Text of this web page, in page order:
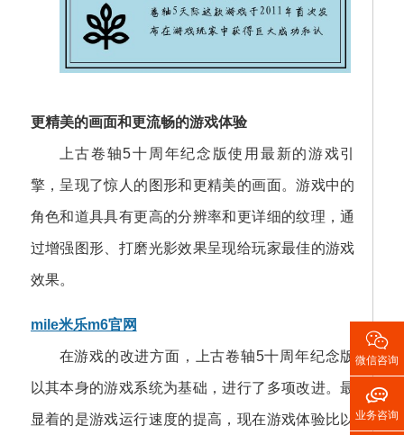
更精美的画面和更流畅的游戏体验
上古卷轴5十周年纪念版使用最新的游戏引
擎，呈现了惊人的图形和更精美的画面。游戏中的
角色和道具具有更高的分辨率和更详细的纹理，通
过增强图形、打磨光影效果呈现给玩家最佳的游戏
效果。
mile米乐m6官网
在游戏的改进方面，上古卷轴5十周年纪念版
以其本身的游戏系统为基础，进行了多项改进。最
显着的是游戏运行速度的提高，现在游戏体验比以

微信咨询

业务咨询